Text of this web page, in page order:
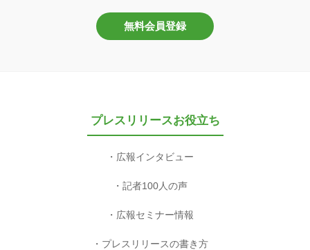
無料会員登録
プレスリリースお役立ち
広報インタビュー
記者100人の声
広報セミナー情報
プレスリリースの書き方